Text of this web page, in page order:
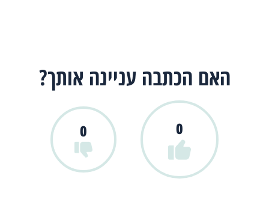
האם הכתבה עניינה אותך?
0
0